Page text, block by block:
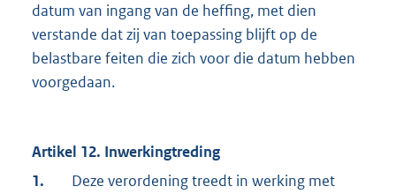
datum van ingang van de heffing, met dien
verstande dat zij van toepassing blijft op de
belastbare feiten die zich voor die datum hebben
voorgedaan.
Artikel 12. Inwerkingtreding
1.
Deze verordening treedt in werking met